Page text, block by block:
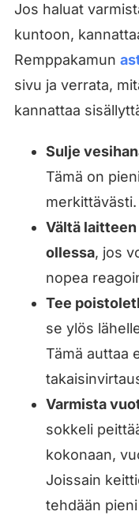
Jos haluat
kuntoon,
Remppakamun
sivu ja verrata,
kannattaa
Sulje
Tämä on
merkittävästi.
Vältä
ollessa, jos
nopea
Tee
se ylös
Tämä auttaa
Varmista
sokkeli
kokonaan,
Joissain
tehdään